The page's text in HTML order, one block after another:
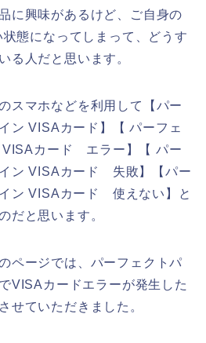
に興味があるけど、ご自身の
態になってしまって、どうす
る人だと思います。
スマホなどを利用して【パー
ン VISAカード】【 パーフェ
VISAカード エラー】【 パー
ン VISAカード 失敗】【パー
ン VISAカード 使えない】と
だと思います。
ページでは、パーフェクトパ
VISAカードエラーが発生した
せていただきました。